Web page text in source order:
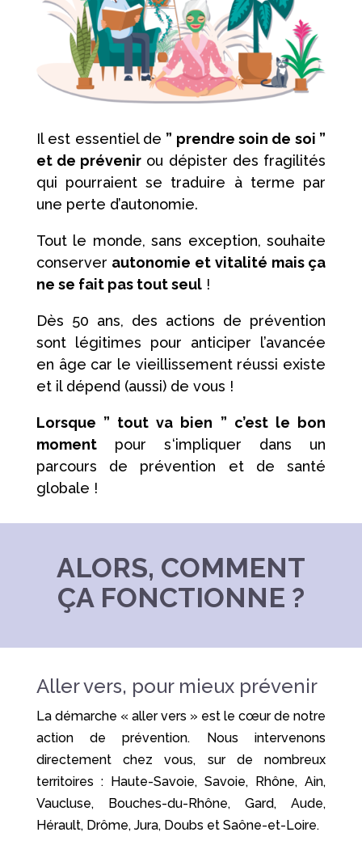
Il est essentiel de ” prendre soin de soi ”
et de prévenir ou dépister des fragilités
qui pourraient se traduire à terme par
une perte d’autonomie.
Tout le monde, sans exception, souhaite
conserver autonomie et vitalité mais ça
ne se fait pas tout seul!
Dès 50 ans, des actions de prévention
sont légitimes pour anticiper l’avancée
en âge car le vieillissement réussi existe
et il dépend (aussi) de vous !
Lorsque ” tout va bien ” c’est le bon
momentpour s‘impliquer dans un
parcours de prévention et de santé
globale !
ALORS, COMMENT
ÇA FONCTIONNE ?
Aller vers, pour mieux prévenir
La démarche « aller vers » est le cœur de notre
action de prévention. Nous intervenons
directement chez vous, sur de nombreux
territoires : Haute-Savoie, Savoie, Rhône, Ain,
Vaucluse, Bouches-du-Rhône, Gard, Aude,
Hérault, Drôme, Jura, Doubs et Saône-et-Loire.